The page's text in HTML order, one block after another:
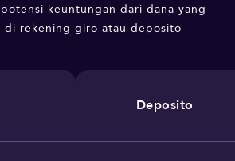
keuntungan dari dana yang
di rekening giro atau deposito
Deposito